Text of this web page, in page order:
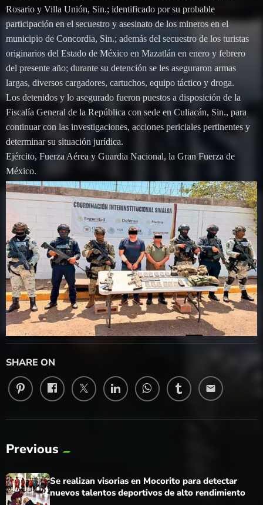
Rosario y Villa Unión, Sin.; identificado por su probable
participación en el secuestro y asesinato de los mineros en el
municipio de Concordia, Sin.; además del secuestro de los turistas
originarios del Estado de México en Mazatlán en enero y febrero
del presente año; durante su detención se les aseguraron armas
largas, diversos cargadores, cartuchos, equipo táctico y droga.
Los detenidos y lo asegurado fueron puestos a disposición de la
Fiscalía General de la República con sede en Culiacán, Sin., para
continuar con las investigaciones, acciones periciales pertinentes y
determinar su situación jurídica.
Ejército, Fuerza Aérea y Guardia Nacional, la Gran Fuerza de
México.
SHARE ON
email
Previous
Se realizan visorias en Mocorito para detectar
nuevos talentos deportivos de alto rendimiento